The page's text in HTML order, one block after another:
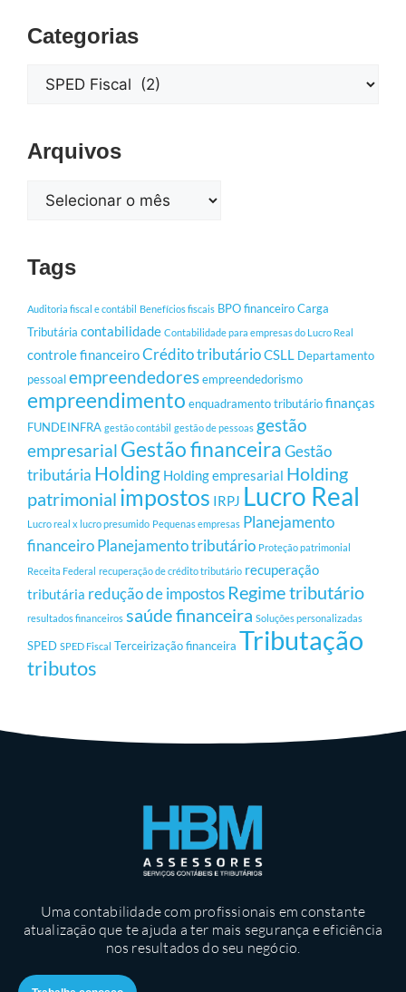
Categorias
Arquivos
Tags
Auditoria fiscal e contábil Benefícios fiscais BPO financeiroCarga
Tributária contabilidade Contabilidade para empresas do Lucro Real
controle financeiroCrédito tributárioCSLL Departamento
pessoalempreendedoresempreendedorismo
empreendimento enquadramento tributáriofinanças
FUNDEINFRA gestão contábil gestão de pessoas gestão
empresarial Gestão financeiraGestão
tributária Holding Holding empresarial Holding
patrimonial impostos IRPJ Lucro Real
Lucro real x lucro presumido Pequenas empresas Planejamento
financeiroPlanejamento tributário Proteção patrimonial
Receita Federal recuperação de crédito tributário recuperação
tributária redução de impostos Regime tributário
resultados financeiros saúde financeira Soluções personalizadas
SPED SPED Fiscal Terceirização financeira Tributação
tributos
Uma contabilidade com profissionais em constante
atualização que te ajuda a ter mais segurança e eficiência
nos resultados do seu negócio.